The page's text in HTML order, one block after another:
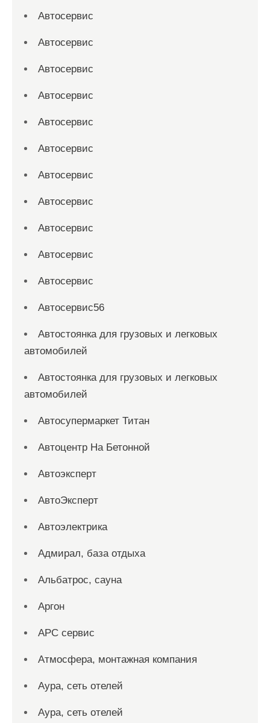
Автосервис
Автосервис
Автосервис
Автосервис
Автосервис
Автосервис
Автосервис
Автосервис
Автосервис
Автосервис
Автосервис
Автосервис56
Автостоянка для грузовых и легковых
автомобилей
Автостоянка для грузовых и легковых
автомобилей
Автосупермаркет Титан
Автоцентр На Бетонной
Автоэксперт
АвтоЭксперт
Автоэлектрика
Адмирал, база отдыха
Альбатрос, сауна
Аргон
АРС сервис
Атмосфера, монтажная компания
Аура, сеть отелей
Аура, сеть отелей